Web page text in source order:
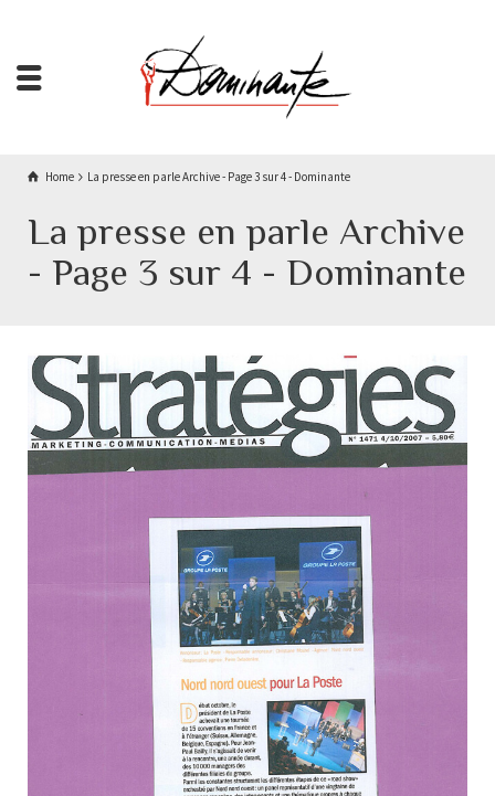
Home La presse en parle Archive - Page 3 sur 4 - Dominante
La presse en parle Archive
- Page 3 sur 4 - Dominante